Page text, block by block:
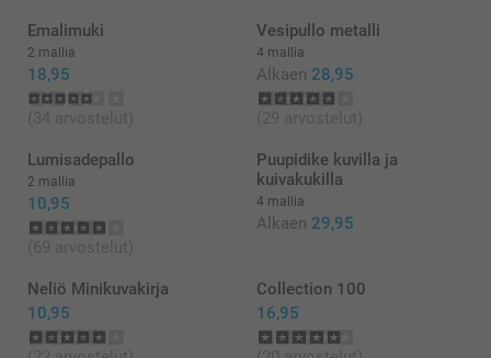
Emalimuki
2 mallia
18,95
(34 arvostelut)
Vesipullo metalli
4 mallia
Alkaen 28,95
(29 arvostelut)
Lumisadepallo
2 mallia
10,95
(69 arvostelut)
Puupidike kuvilla ja
kuivakukilla
4 mallia
Alkaen 29,95
Neliö Minikuvakirja
10,95
Collection 100
16,95